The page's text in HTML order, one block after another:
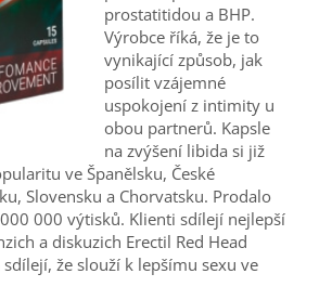
prostatitidou a BHP.
Výrobce říká, že je to
vynikající způsob, jak
posílit vzájemné
uspokojení z intimity u
obou partnerů. Kapsle
na zvýšení libida si již
ve Španělsku, České
Slovensku a Chorvatsku. Prodalo
000 výtisků. Klienti sdílejí nejlepší
a diskuzich Erectil Red Head
sdílejí, že slouží k lepšímu sexu ve